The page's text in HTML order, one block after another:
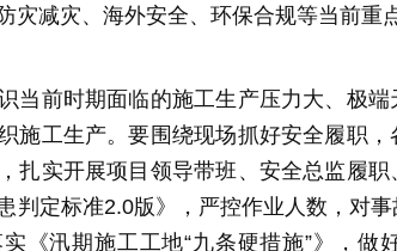
灾减灾、海外安全、环保合规等当前重
当前时期面临的施工生产压力大、极
施工生产。要围绕现场抓好安全履职
扎实开展项目领导带班、安全总监履
判定标准2.0版》，严控作业人数，对
《汛期施工工地“九条硬措施”》，做